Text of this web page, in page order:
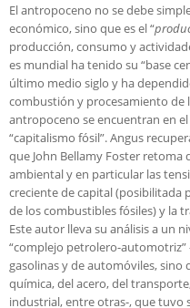
El antropoceno no se debe
económico, sino que es el “
producción, consumo y
es mundial ha tenido su “base
último medio siglo y ha
combustión y procesamiento de
antropoceno se encuentran en
“capitalismo fósil”. Angus
que John Bellamy Foster retoma
ambiental y en particular las
creciente de capital (posibilitada
de los combustibles fósiles) y la
Este autor lleva su análisis a un
“complejo petrolero-
gasolinas y de automóviles,
química, del acero, del
industrial, entre otras-, que tuvo